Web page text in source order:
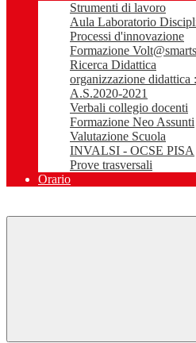
Strumenti di lavoro
Aula Laboratorio
Processi d'innovazione
Formazione
Ricerca Didattica
organizzazione
A.S.2020-2021
Verbali collegio docenti
Formazione Neo Assunti
Valutazione Scuola
INVALSI - OCSE PISA
Prove trasversali
Orario